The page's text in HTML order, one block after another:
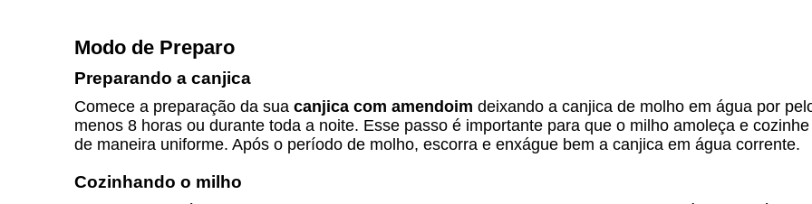
Modo de Preparo
Preparando a canjica
Comece a preparação da sua canjica com amendoim deixando a canjica de molho em água por
menos 8 horas ou durante toda a noite. Esse passo é importante para que o milho amoleça e cozinhe
de maneira uniforme. Após o período de molho, escorra e enxágue bem a canjica em água corrente.
Cozinhando o milho